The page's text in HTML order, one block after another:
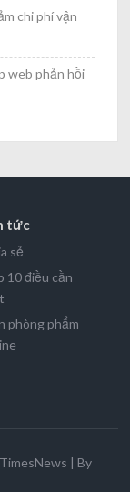
chi phí vận
web phản hồi
tức
sẻ
10 điều cần
phòng phẩm
| By